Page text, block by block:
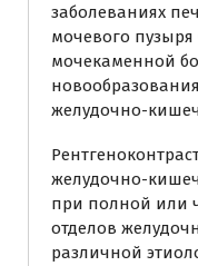
заболеваниях
мочевого
мочекаменной
желудочно-
желудочно-
при полной или
отделов
различной